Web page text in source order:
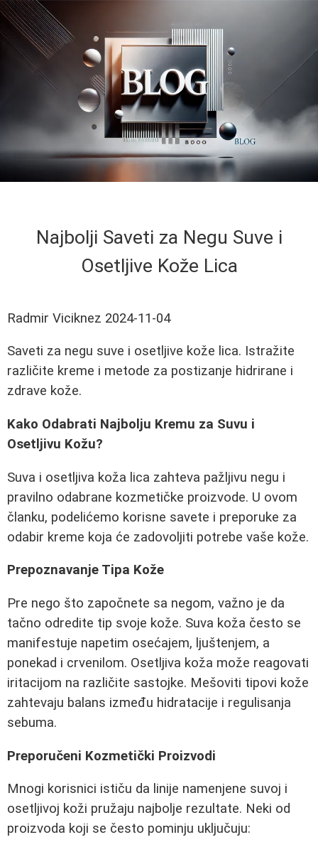
Najbolji Saveti za Negu Suve i
Osetljive Kože Lica
Radmir Viciknez 2024-11-04
Saveti za negu suve i osetljive kože lica. Istražite
različite kreme i metode za postizanje hidrirane i
zdrave kože.
Kako Odabrati Najbolju Kremu za Suvu i
Osetljivu Kožu?
Suva i osetljiva koža lica zahteva pažljivu negu i
pravilno odabrane kozmetičke proizvode. U ovom
članku, podelićemo korisne savete i preporuke za
odabir kreme koja će zadovoljiti potrebe vaše kože.
Prepoznavanje Tipa Kože
Pre nego što započnete sa negom, važno je da
tačno odredite tip svoje kože. Suva koža često se
manifestuje napetim osećajem, ljuštenjem, a
ponekad i crvenilom. Osetljiva koža može reagovati
iritacijom na različite sastojke. Mešoviti tipovi kože
zahtevaju balans između hidratacije i regulisanja
sebuma.
Preporučeni Kozmetički Proizvodi
Mnogi korisnici ističu da linije namenjene suvoj i
osetljivoj koži pružaju najbolje rezultate. Neki od
proizvoda koji se često pominju uključuju: